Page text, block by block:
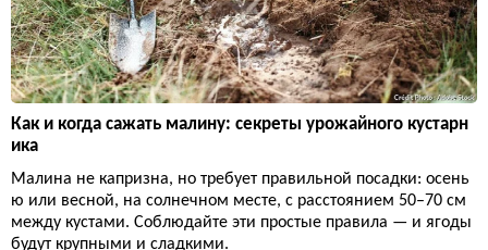
Как и когда сажать малину: секреты урожайного кустарн
ика
Малина не капризна, но требует правильной посадки: осень
ю или весной, на солнечном месте, с расстоянием 50–70 см
между кустами. Соблюдайте эти простые правила — и ягоды
будут крупными и сладкими.